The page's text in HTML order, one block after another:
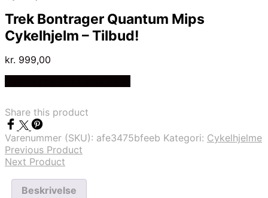
Trek Bontrager Quantum Mips
Cykelhjelm – Tilbud!
kr. 999,00
Share this product
Varenummer (SKU): afe3475bfeeb Kategori: Cykelhjelme
Previous Product
Next Product
Beskrivelse